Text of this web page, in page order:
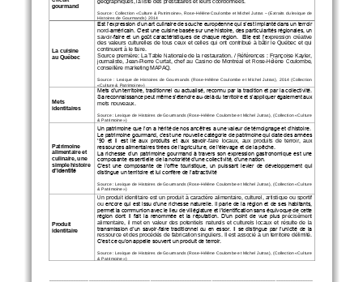
gourmand
Source : Collection «Culture & Patrimoine», Rose- Hélène Coulombe et Michel Jutras
(Extraits du lexique de
Histoires de Gourmands) 2014
La cuisine
au Québec
Est l’expression d’un art culinaire de souche européenne qui s’est implanté dans un terroir
nord- américain. C’est une cuisine basée sur une histoire, des particularités régionales, un
savoir-faire et un goût caractéristiques de chaque région.  Elle est l’expression  créative
des  valeurs  culturelles  de  tous  ceux  et  celles  qui  ont  contribué  à  bâtir  le  Québec  et  qui
continuent à le faire.
Source première: La Table Nationale de la restauration. / Références : Françoise Kayler,
journaliste,  Jean- Pierre  Curtat,  chef  au  Casino  de  Montréal  et  Rose- Hélène  Coulombe,
conseillère marketing MAPAQ.
Source  :  Lexique  de  Histoires  de  Gourmands  (Rose-Hélène  Coulombe  et  Michel  Jutras),  2014  (Collection
«Culture & Patrimoine»)
Mets
identitaires
Mets d’un territoire, traditionnel ou actualisé, reconnu par la tradition et par la collectivité.
Sa reconnaissance peut même s’étendre au- delà du territoire et s’appliquer également aux
mets nouveaux.
Source : Lexique de Histoires de Gourmands (Rose- Hélène Coulombe et Michel Jutras), (Collection «Culture
& Patrimoine»)
Patrimoine
alimentaire et
culinaire, une
simple histoire
d’identité
Un patrimoine que l’on a hérité de nos ancêtres a une valeur de témoignage et d’histoire.
Le patrimoine gourmand, c’est une nouvelle catégorie de patrimoine qui date des années
’90  et  il  est  lié  aux  produits  et  aux  savoir- faire  locaux,  aux  produits  de  terroir,  aux
ressources alimentaires tirées de l’agriculture, de l’élevage et de la pêche.
La richesse d’un patrimoine gourmand à travers son expression gastronomique est une
composante essentielle de la notoriété d’une collectivité, d’une nation.
C’est une composante de l’offre touristique, un puissant levier de développement qui
distingue un territoire et lui confère de l’attractivité
Source : Lexique de Histoires de Gourmands (Rose- Hélène Coulombe et Michel Jutras), (Collection «Culture
& Patrimoine»)
Produit
identitaire
Un produit identitaire est un produit à caractère alimentaire, culturel, artistique ou sportif
ou encore qui est issu d’une richesse naturelle. Il parle de la région et de ses habitants,
permet la communion avec le lieu de villégiature et l’identification sans équivoque de cette
région  dont  il  fait  la  renommée  et  la réputation.  D’un  point  de vue  plus  précisément
alimentaire,  il  met  en  valeur  des  potentiels  naturels  et  culturels  locaux  et  résulte  de  la
transmission d’un savoir- faire traditionnel ou en essor. Il se distingue par l’unicité de la
ressource et des procédés de fabrication singuliers. Il est associé à un territoire délimité.
C’est ce qu’on appelle souvent un produit de terroir.
Source : Lexique de Histoires de Gourmands (Rose-Hélène Coulombe et Michel Jutras), (Collection «Culture
& Patrimoine»)